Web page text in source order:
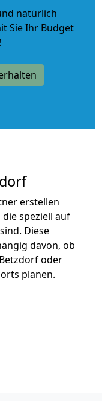
natürlich
Sie Ihr Budget
erstellen
speziell auf
Diese
davon, ob
oder
planen.